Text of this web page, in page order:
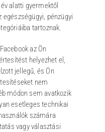
alatti gyermektől
pénzügyi
tartoznak.
az Ön
helyezhet el,
jellegű, és Ön
nem
módon sem avatkozik
esetleges technikai
számára
vagy választási